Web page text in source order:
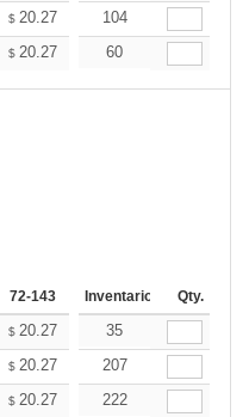
$ 20.27 20.05
104
$ 20.27 20.05
60
72-143 144-287 288 +
Inventario Qty.
$ 20.27 20.05
35
$ 20.27 20.05
207
$ 20.27 20.05
222